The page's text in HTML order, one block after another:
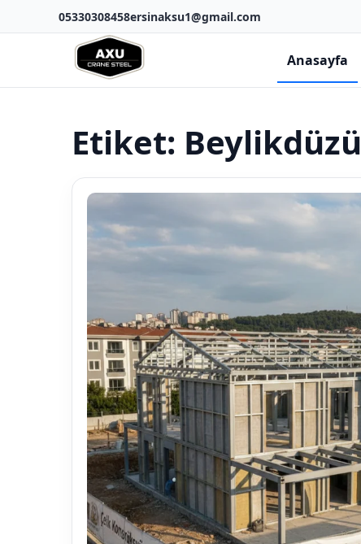
05330308458ersinaksu1@gmail.com
Anasayfa
Etiket: Beylikdüzü